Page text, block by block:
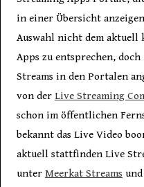
in einer Übersicht
Auswahl nicht dem aktuell
Apps zu entsprechen,
Streams in den Portalen
von der Live Streaming
schon im öffentlichen
bekannt das Live Video
aktuell stattfinden Live
unter Meerkat Streams und